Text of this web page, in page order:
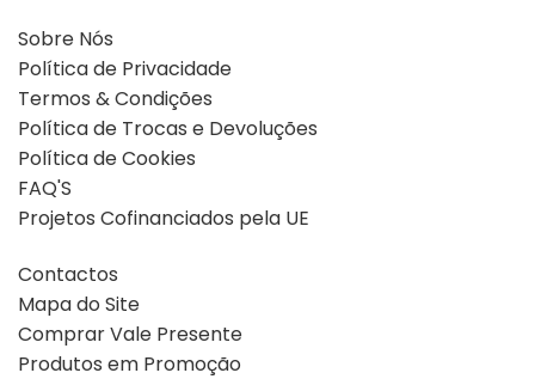
Sobre Nós
Política de Privacidade
Termos & Condições
Política de Trocas e Devoluções
Política de Cookies
FAQ'S
Projetos Cofinanciados pela UE
Contactos
Mapa do Site
Comprar Vale Presente
Produtos em Promoção